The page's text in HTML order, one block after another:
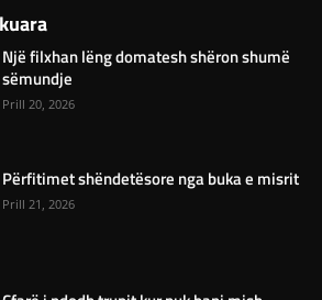
Një filxhan lëng domatesh shëron shumë
sëmundje
Prill 20, 2026
Përfitimet shëndetësore nga buka e misrit
Prill 21, 2026